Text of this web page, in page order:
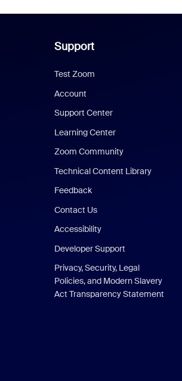
Support
Test Zoom
Account
Support Center
Learning Center
Zoom Community
Technical Content Library
Feedback
Contact Us
Accessibility
Developer Support
Privacy, Security, Legal
Policies, and Modern Slavery
Act Transparency Statement